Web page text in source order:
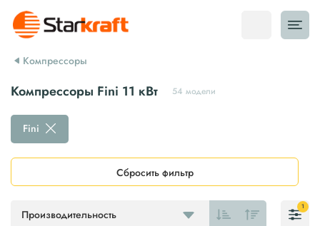
Компрессоры
Компрессоры Fini 11 кВт 54 модели
Производительность
Fini
Сбросить фильтр
1